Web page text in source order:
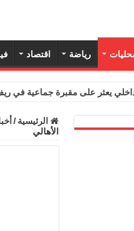
رياضة اقتصاد
يعثر على مقبرة جماعية في ريف
بإعفاء مستهلكي الكهرباء
الرئيسية /
الأهالي